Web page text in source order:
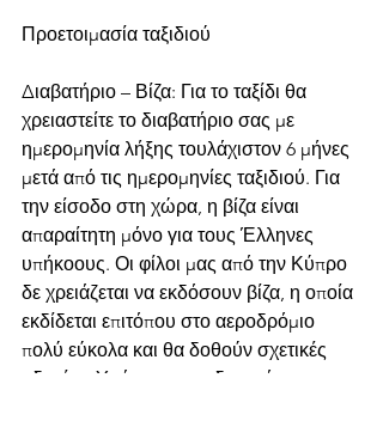
Προετοιμασία ταξιδιού
Διαβατήριο – Βίζα: Για το ταξίδι θα
χρειαστείτε το διαβατήριο σας με
ημερομηνία λήξης τουλάχιστον 6 μήνες
μετά από τις ημερομηνίες ταξιδιού. Για
την είσοδο στη χώρα, η βίζα είναι
απαραίτητη μόνο για τους Έλληνες
υπήκοους. Οι φίλοι μας από την Κύπρο
δε χρειάζεται να εκδόσουν βίζα, η οποία
εκδίδεται επιτόπου στο αεροδρόμιο
πολύ εύκολα και θα δοθούν σχετικές
οδηγίες. Υπάρχει και η δυνατότητα να